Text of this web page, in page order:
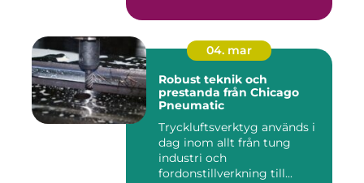
04. mar
Robust teknik och
prestanda från Chicago
Pneumatic
Tryckluftsverktyg används i
dag inom allt från tung
industri och
fordonstillverkning till...